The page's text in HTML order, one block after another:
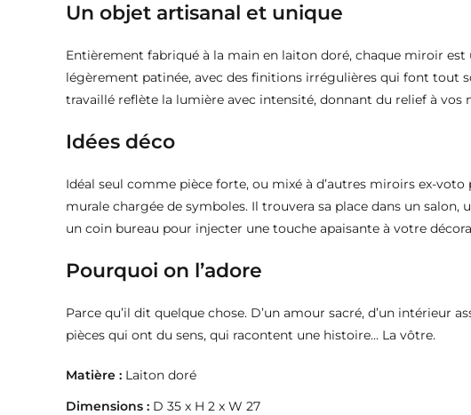
Un objet artisanal et unique
Entièrement fabriqué à la main en laiton doré, chaque miroir est
légèrement patinée, avec des finitions irrégulières qui font tout
travaillé reflète la lumière avec intensité, donnant du relief à vos
Idées déco
Idéal seul comme pièce forte, ou mixé à d’autres miroirs ex-
murale chargée de symboles. Il trouvera sa place dans un salon,
un coin bureau pour injecter une touche apaisante à votre
Pourquoi on l’adore
Parce qu’il dit quelque chose. D’un amour sacré, d’un intérieur
pièces qui ont du sens, qui racontent une histoire… La vôtre.
Matière : Laiton doré
Dimensions : D 35 x H 2 x W 27